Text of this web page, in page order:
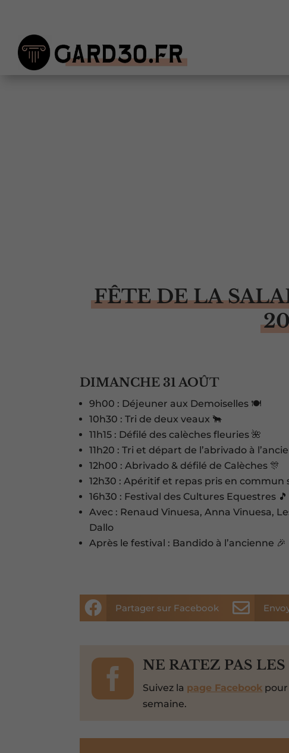
FÊTE DE LA
DIMANCHE 31 AOÛT
9h00 : Déjeuner aux Demoiselles 🍽️
10h30 : Tri de deux veaux 🐂
11h15 : Défilé des calèches fleuries 🌺
11h20 : Tri et départ de l’abrivado à
12h00 : Abrivado & défilé de Calèches 🎊
12h30 : Apéritif et repas pris en commun
16h30 : Festival des Cultures Equestres 🎵
Avec : Renaud Vinuesa, Anna Vinuesa,
Dallo
Après le festival : Bandido à l’ancienne 🎉
 Partager sur Facebook 
 NE RATEZ PAS
Suivez la page Facebook
semaine.